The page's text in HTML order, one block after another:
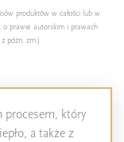
produktów w całości lub w
o prawie autorskim i prawach
późn. zm.)
który
a także z